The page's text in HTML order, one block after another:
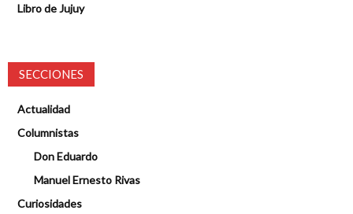
Libro de Jujuy
SECCIONES
Actualidad
Columnistas
Don Eduardo
Manuel Ernesto Rivas
Curiosidades